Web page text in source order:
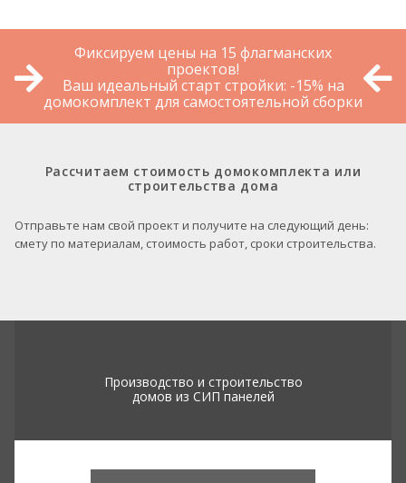
Фиксируем цены на 15 флагманских
проектов!
Ваш идеальный старт стройки: -15% на
домокомплект для самостоятельной сборки
Рассчитаем стоимость домокомплекта или
строительства дома
Отправьте нам свой проект и получите на следующий день:
смету по материалам, стоимость работ, сроки строительства.
Производство и строительство
домов из СИП панелей